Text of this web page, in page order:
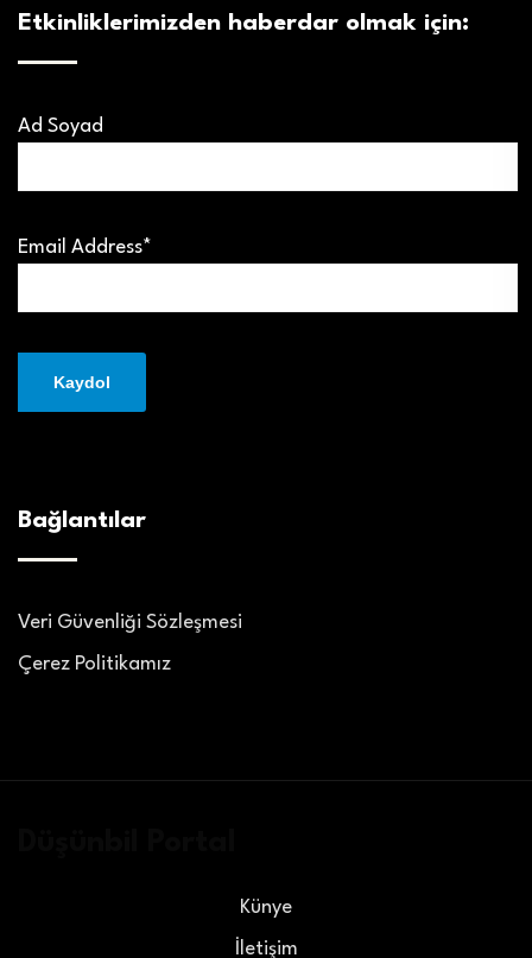
Etkinliklerimizden haberdar olmak için:
Ad Soyad
Email Address*
Bağlantılar
Veri Güvenliği Sözleşmesi
Çerez Politikamız
Künye
İletişim